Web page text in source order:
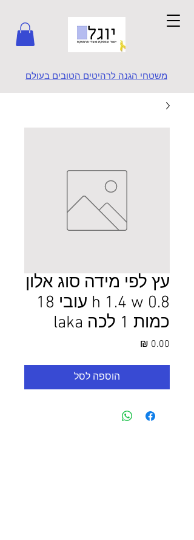
משטחי הגנה לרהיטים הטובים בעולם
עץ לפי מידה סוג אלון
h 1.4 w 0.8 עובי 18
כמות 1 לכה laka
הוספה לסל